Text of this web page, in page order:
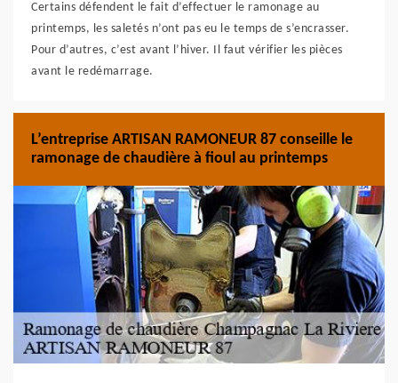
Certains défendent le fait d’effectuer le ramonage au
printemps, les saletés n’ont pas eu le temps de s’encrasser.
Pour d’autres, c’est avant l’hiver. Il faut vérifier les pièces
avant le redémarrage.
L’entreprise ARTISAN RAMONEUR 87 conseille le
ramonage de chaudière à fioul au printemps